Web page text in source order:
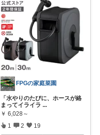
FPGの家庭菜園
「水やりのたびに、ホースが絡
まってイライラ ...
￥ 6,028～
1 2 19